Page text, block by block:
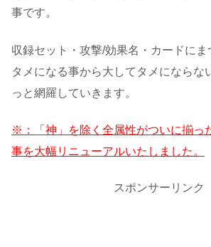
事です。
収録セット・攻撃/効果名・カードにま
タメになる事から大してタメにならな
っと網羅していきます。
※：「神」を除く全属性がついに揃っ
事を大幅リニューアルいたしました。
スポンサーリンク